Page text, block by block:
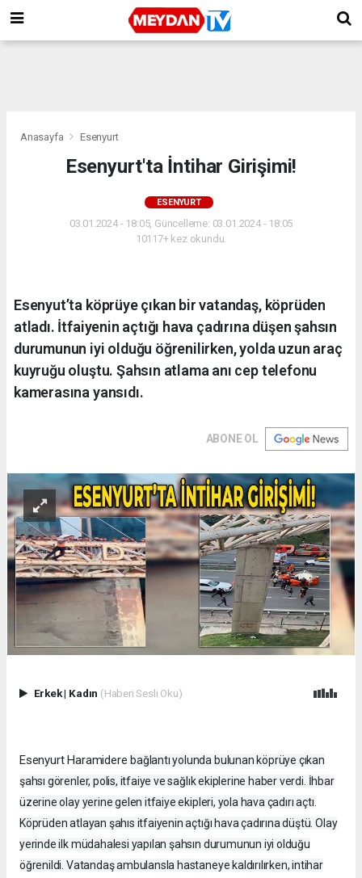
Anasayfa Esenyurt
Esenyurt'ta İntihar Girişimi!
ESENYURT
03.01.2024 - 18:05, Güncelleme: 03.01.2024 - 18:05
10117+ kez okundu.
Esenyut’ta köprüye çıkan bir vatandaş, köprüden
atladı. İtfaiyenin açtığı hava çadırına düşen şahsın
durumunun iyi olduğu öğrenilirken, yolda uzun araç
kuyruğu oluştu. Şahsın atlama anı cep telefonu
kamerasına yansıdı.
ABONE OL
Erkek| Kadın (Haberi Sesli Oku)
Esenyurt Haramiderebağlantı yolunda bulunan köprüye çıkan
şahsı görenler, polis, itfaiye ve sağlık ekiplerine haber verdi. İhbar
üzerine olay yerine gelen itfaiye ekipleri, yola hava çadırı açtı.
Köprüden atlayan şahıs itfaiyenin açtığı hava çadırına düştü. Olay
yerinde ilk müdahalesi yapılan şahsın durumunun iyi olduğu
öğrenildi. Vatandaş ambulansla hastaneye kaldırılırken, intihar